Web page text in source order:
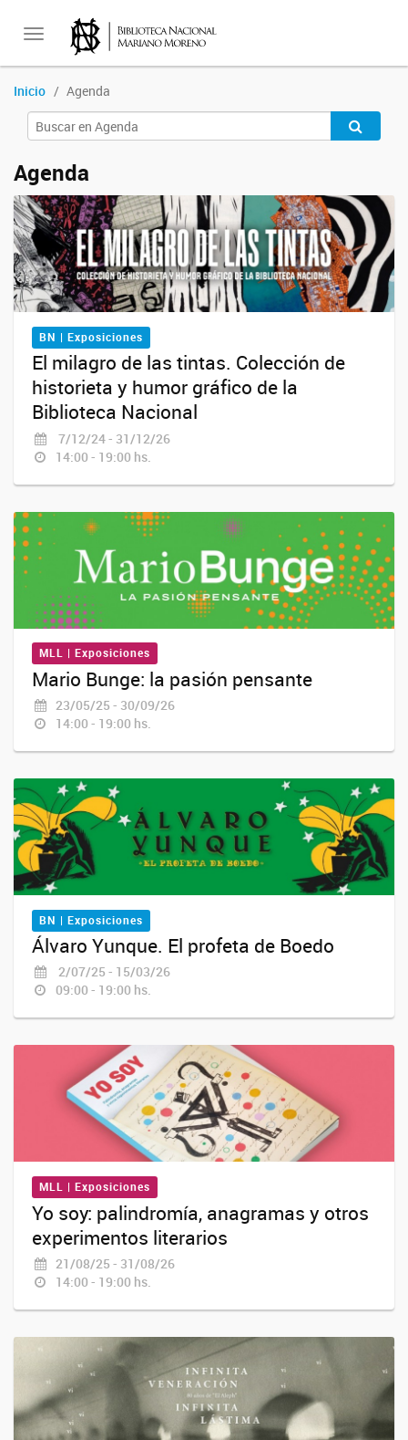
Toggle
navigation
Inicio Agenda
Agenda
BN | Exposiciones
El milagro de las tintas. Colección de
historieta y humor gráfico de la
Biblioteca Nacional
7/12/24 - 31/12/26
14:00 - 19:00 hs.
MLL | Exposiciones
Mario Bunge: la pasión pensante
23/05/25 - 30/09/26
14:00 - 19:00 hs.
BN | Exposiciones
Álvaro Yunque. El profeta de Boedo
2/07/25 - 15/03/26
09:00 - 19:00 hs.
MLL | Exposiciones
Yo soy: palindromía, anagramas y otros
experimentos literarios
21/08/25 - 31/08/26
14:00 - 19:00 hs.